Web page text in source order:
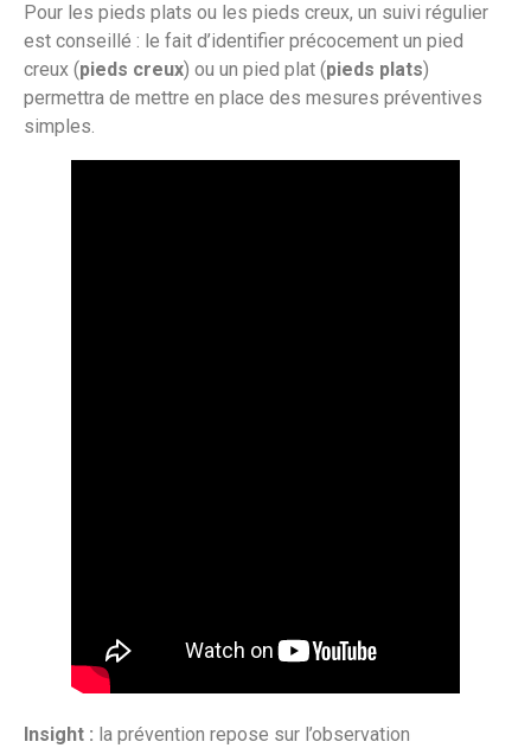
Pour les pieds plats ou les pieds creux, un suivi régulier
est conseillé : le fait d’identifier précocement un pied
creux (pieds creux) ou un pied plat (pieds plats)
permettra de mettre en place des mesures préventives
simples.
Insight : la prévention repose sur l’observation